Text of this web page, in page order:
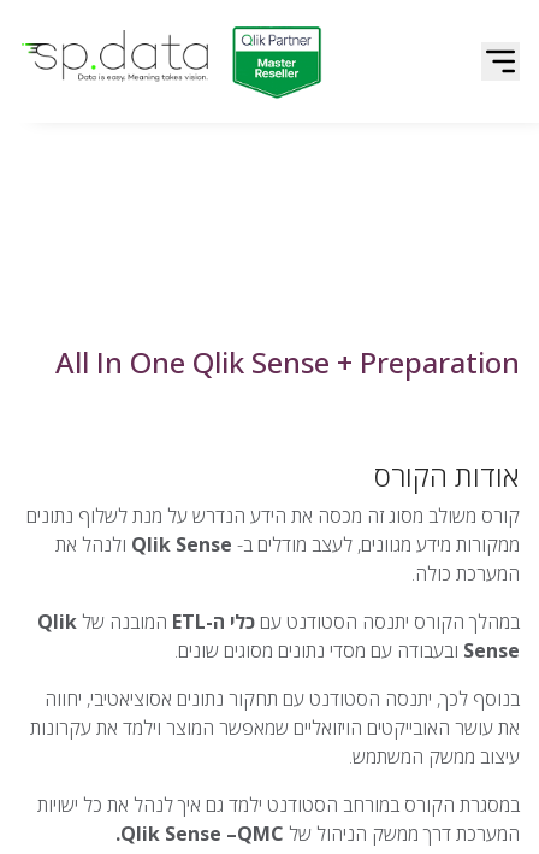
All In One Qlik Sense + Preparation
אודות הקורס
קורס משולב מסוג זה מכסה את הידע הנדרש על מנת לשלוף נתונים
ממקורות מידע מגוונים, לעצב מודלים ב- Qlik Sense ולנהל את
המערכת כולה.
במהלך הקורס יתנסה הסטודנט עם כלי ה-ETL המובנה של Qlik
Sense ובעבודה עם מסדי נתונים מסוגים שונים.
בנוסף לכך, יתנסה הסטודנט עם תחקור נתונים אסוציאטיבי, יחווה
את עושר האובייקטים הויזואליים שמאפשר המוצר וילמד את עקרונות
עיצוב ממשק המשתמש.
במסגרת הקורס במורחב הסטודנט ילמד גם איך לנהל את כל ישויות
המערכת דרך ממשק הניהול של
Qlik Sense –QMC
.